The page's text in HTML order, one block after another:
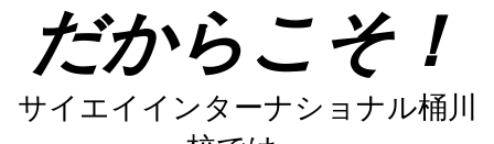
だからこそ！
サイエイインターナショナル桶川